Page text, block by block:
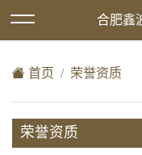
欢迎访问合肥鑫波焊接波
合肥鑫
首页 荣誉资质
荣誉资质